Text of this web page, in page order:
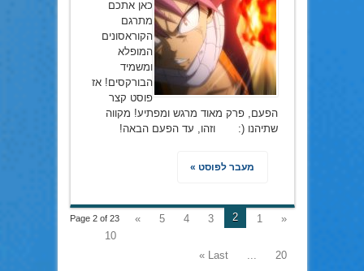
כאן אתכם
מתרגם
הקוראסונים
המופלא
ומשמיד
הבורקסים! אז
פוסט קצר
הפעם, פרק מאוד מרגש ומפתיע! מקווה
שתיהנו (: וזהו, עד הפעם הבאה!
מעבר לפוסט »
Page 2 of 23 «
1
2
3
4
5
»
10
20
...
Last »